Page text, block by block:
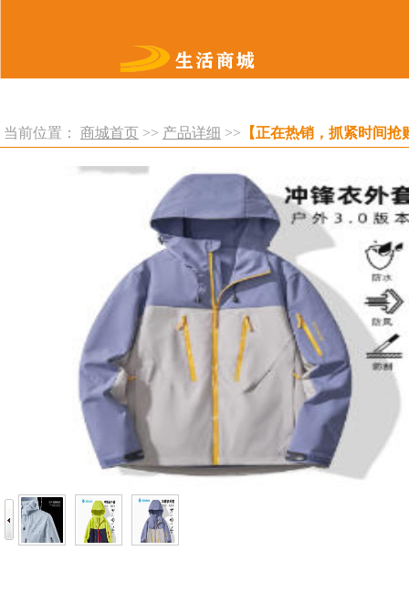
当前位置： 商城首页 >> 产品详细 >> 【正在热销，抓紧时间抢